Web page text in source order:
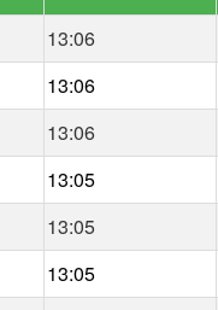
13:06
13:06
13:06
13:05
13:05
13:05